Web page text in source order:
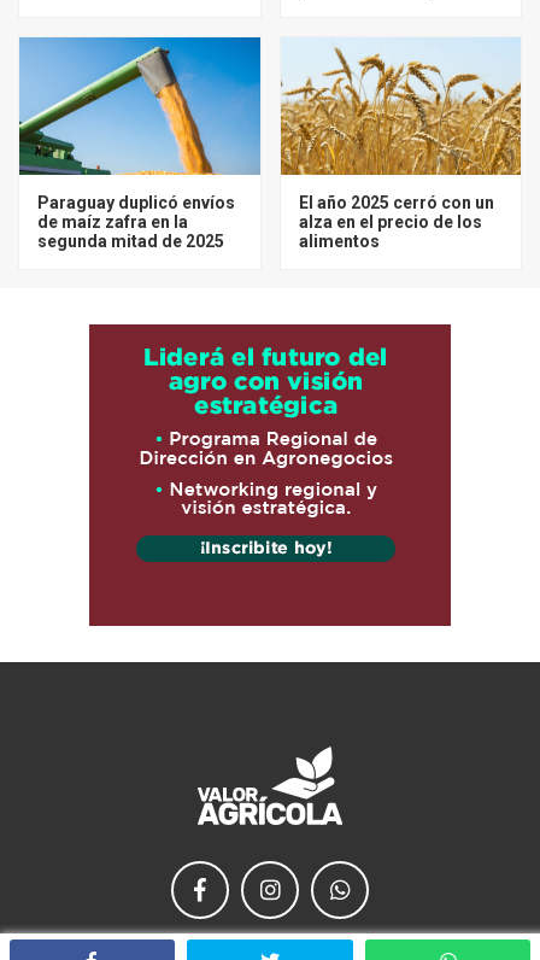
Paraguay duplicó envíos
de maíz zafra en la
segunda mitad de 2025
El año 2025 cerró con un
alza en el precio de los
alimentos